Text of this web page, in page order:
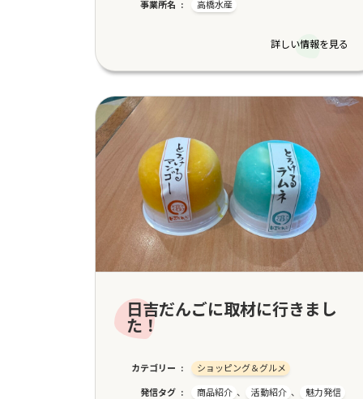
事業所名 高橋水産
詳しい情報を見る
日吉だんごに取材に行きまし
た！
カテゴリー
ショッピング＆グルメ
発信タグ
商品紹介 、 活動紹介 、
魅力発信